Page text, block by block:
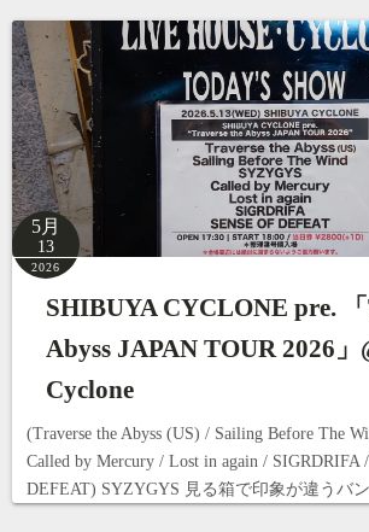
5月
13
2026
SHIBUYA CYCLONE pre.
Abyss JAPAN TOUR 2026」
Cyclone
(Traverse the Abyss (US) / Sailing Before The
Called by Mercury / Lost in again / SIGRDRIFA
DEFEAT) SYZYGYS 見る箱で印象が違うバ